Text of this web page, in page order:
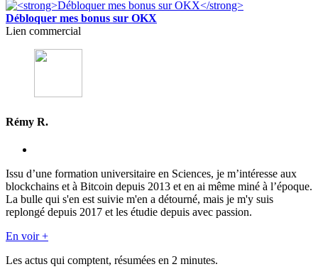
Débloquer mes bonus sur OKX
Lien commercial
Rémy R.
Issu d’une formation universitaire en Sciences, je m’intéresse aux
blockchains et à Bitcoin depuis 2013 et en ai même miné à l’époque.
La bulle qui s'en est suivie m'en a détourné, mais je m'y suis
replongé depuis 2017 et les étudie depuis avec passion.
En voir +
Les actus qui comptent, résumées en 2 minutes.